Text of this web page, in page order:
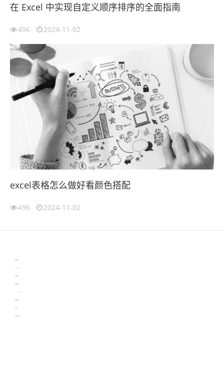
在 Excel 中实现自定义顺序排序的全面指南
496 2024-11-02
excel表格怎么做好看颜色搭配
496 2024-11-02